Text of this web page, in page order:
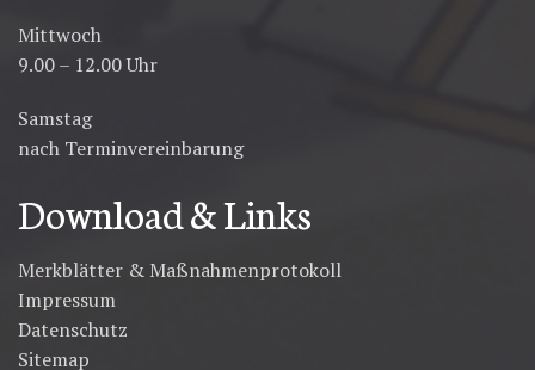
Mittwoch
9.00 – 12.00 Uhr
Samstag
nach Terminvereinbarung
Download & Links
Merkblätter & Maßnahmenprotokoll
Impressum
Datenschutz
Sitemap